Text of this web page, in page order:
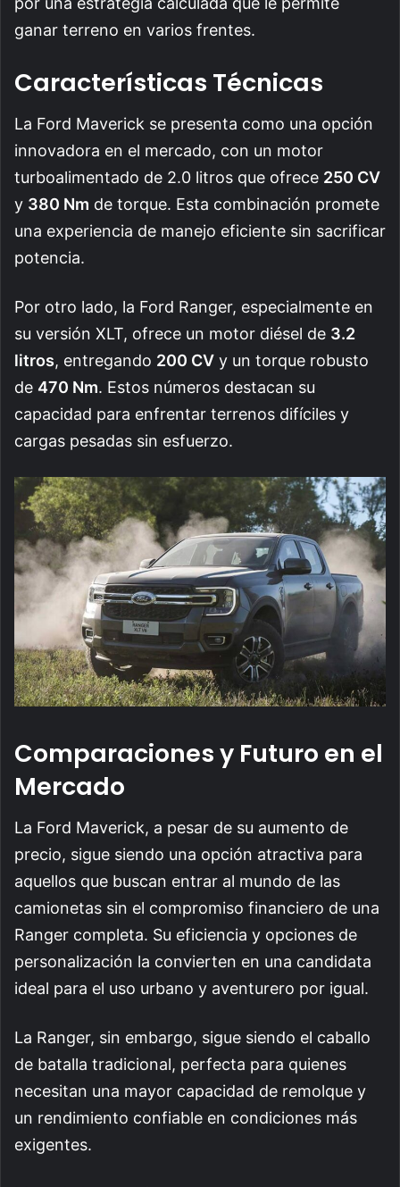
ganar terreno en varios frentes.
Características Técnicas
La Ford Maverick se presenta como una opción
innovadora en el mercado, con un motor
turboalimentado de 2.0 litros que ofrece 250 CV
y 380 Nm de torque. Esta combinación promete
una experiencia de manejo eficiente sin sacrificar
potencia.
Por otro lado, la Ford Ranger, especialmente en
su versión XLT, ofrece un motor diésel de 3.2
litros, entregando 200 CV y un torque robusto
de 470 Nm. Estos números destacan su
capacidad para enfrentar terrenos difíciles y
cargas pesadas sin esfuerzo.
Comparaciones y Futuro en el
Mercado
La Ford Maverick, a pesar de su aumento de
precio, sigue siendo una opción atractiva para
aquellos que buscan entrar al mundo de las
camionetas sin el compromiso financiero de una
Ranger completa. Su eficiencia y opciones de
personalización la convierten en una candidata
ideal para el uso urbano y aventurero por igual.
La Ranger, sin embargo, sigue siendo el caballo
de batalla tradicional, perfecta para quienes
necesitan una mayor capacidad de remolque y
un rendimiento confiable en condiciones más
exigentes.